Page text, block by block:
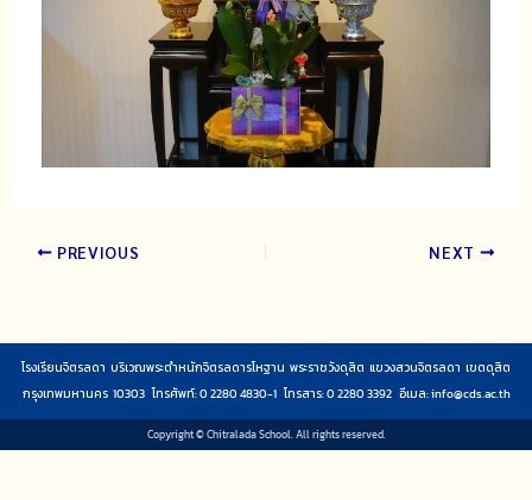
PREVIOUS NEXT
โรงเรียนจิตรลดา บริเวณพระตำหนักจิตรลดารโหฐาน พระราชวังดุสิต แขวงสวนจิตรลดา เขตดุสิต
กรุงเทพมหานคร 10303 โทรศัพท์: 0 2280 4830-1 โทรสาร: 0 2280 3392 อีเมล:info@cds.ac.th
Copyright © Chitralada School. All rights reserved.